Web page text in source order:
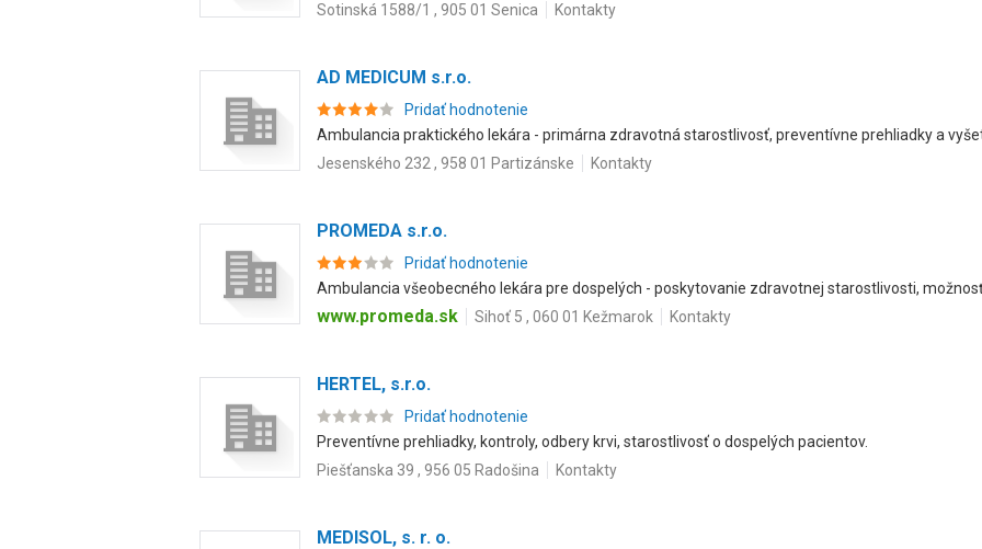
Sotinská 1588/1 , 905 01 Senica
Kontakty
AD MEDICUM s.r.o.
Pridať hodnotenie
Ambulancia praktického lekára - primárna zdravotná starostlivosť, preventívne prehliadky a
Jesenského 232 , 958 01 Partizánske
Kontakty
PROMEDA s.r.o.
Pridať hodnotenie
Ambulancia všeobecného lekára pre dospelých - poskytovanie zdravotnej starostlivosti,
www.promeda.sk Sihoť 5 , 060 01 Kežmarok Kontakty
HERTEL, s.r.o.
Pridať hodnotenie
Preventívne prehliadky, kontroly, odbery krvi, starostlivosť o dospelých pacientov.
Piešťanska 39 , 956 05 Radošina
Kontakty
MEDISOL, s. r. o.